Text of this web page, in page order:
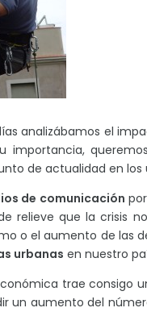
analizábamos el
importancia,
de actualidad en los
de comunicación
relieve que la crisis
o el aumento de las
urbanas en nuestro
trae consigo
un aumento del